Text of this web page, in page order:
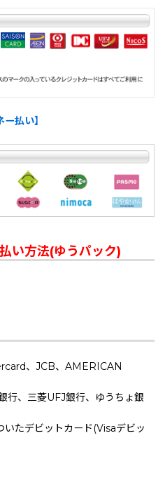
払い】
い方法(ゆうパック)
、JCB、AMERICAN
行、三菱UFJ銀行、ゆうちょ銀
いたデビットカード(Visaデビッ